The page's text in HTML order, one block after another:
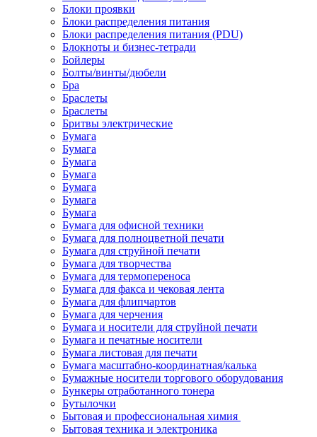
Блоки проявки
Блоки распределения питания
Блоки распределения питания (PDU)
Блокноты и бизнес-тетради
Бойлеры
Болты/винты/дюбели
Бра
Браслеты
Браслеты
Бритвы электрические
Бумага
Бумага
Бумага
Бумага
Бумага
Бумага
Бумага
Бумага для офисной техники
Бумага для полноцветной печати
Бумага для струйной печати
Бумага для творчества
Бумага для термопереноса
Бумага для факса и чековая лента
Бумага для флипчартов
Бумага для черчения
Бумага и носители для струйной печати
Бумага и печатные носители
Бумага листовая для печати
Бумага масштабно-координатная/калька
Бумажные носители торгового оборудования
Бункеры отработанного тонера
Бутылочки
Бытовая и профессиональная химия
Бытовая техника и электроника